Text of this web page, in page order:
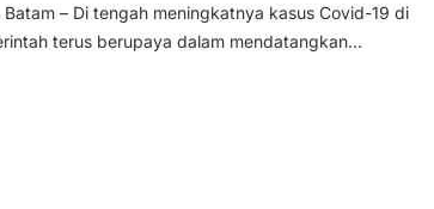
Batam – Di tengah meningkatnya kasus Covid-19 di
terus berupaya dalam mendatangkan...